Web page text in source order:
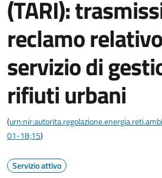
(TARI):
reclamo
servizio di
rifiuti urbani
(
01-18;15)
Servizio attivo